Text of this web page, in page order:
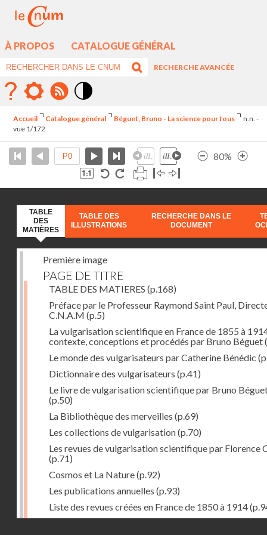
À PROPOS CATALOGUE GÉNÉRAL
RECHERCHE AVANCÉE
élévé
Accueil Catalogue général Béguet, Bruno - La science pour tous
n.n. -
vue 1/172
80%
TABLE
DES
MATIÈRES
TABLE DES
ILLUSTRATIONS
RECHERCHE DANS LE
DOCUMENT
Première image
PAGE DE TITRE
TABLE DES MATIERES (p.168)
Préface par le Professeur Raymond Saint Paul,
C.N.A.M (p.5)
La vulgarisation scientifique en France de 1855 à
contexte, conceptions et procédés par Bruno Béguet
Le monde des vulgarisateurs par Catherine Bénédic
Dictionnaire des vulgarisateurs (p.41)
Le livre de vulgarisation scientifique par Bruno
(p.50)
La Bibliothèque des merveilles (p.69)
Les collections de vulgarisation(p.70)
Les revues de vulgarisation scientifique par Florence
(p.71)
Cosmos et La Nature(p.92)
Les publications annuelles (p.93)
Liste des revues créées en France de 1850 à 1914